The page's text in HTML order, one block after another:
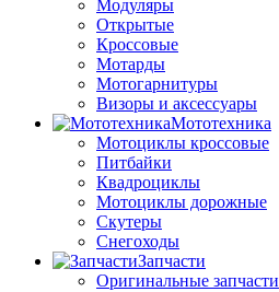
Модуляры
Открытые
Кроссовые
Мотарды
Мотогарнитуры
Визоры и аксессуары
Мототехника
Мотоциклы кроссовые
Питбайки
Квадроциклы
Мотоциклы дорожные
Скутеры
Снегоходы
Запчасти
Оригинальные запчасти